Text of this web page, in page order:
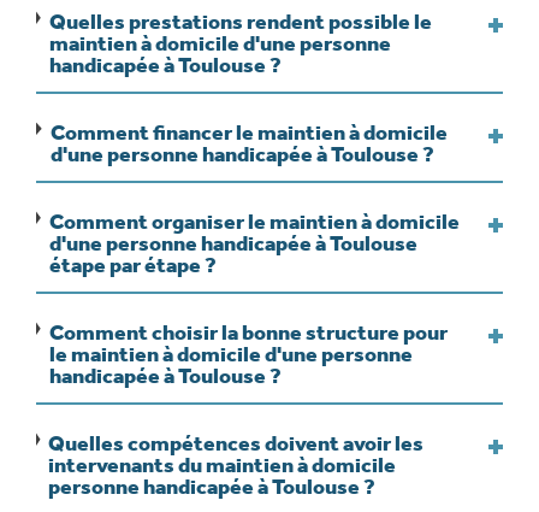
Quelles prestations rendent possible le
maintien à domicile d'une personne
handicapée à Toulouse ?
Comment financer le maintien à domicile
d'une personne handicapée à Toulouse ?
Comment organiser le maintien à domicile
d'une personne handicapée à Toulouse
étape par étape ?
Comment choisir la bonne structure pour
le maintien à domicile d'une personne
handicapée à Toulouse ?
Quelles compétences doivent avoir les
intervenants du maintien à domicile
personne handicapée à Toulouse ?